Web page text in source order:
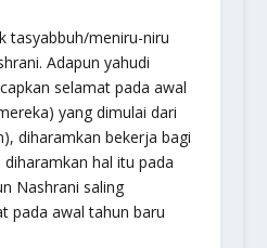
tasyabbuh/meniru-niru
Adapun yahudi
selamat pada awal
yang dimulai dari
diharamkan bekerja bagi
hal itu pada
Nashrani saling
pada awal tahun baru